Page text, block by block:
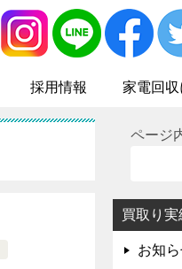
採用情報 家電回収
ページ
買取り
お知